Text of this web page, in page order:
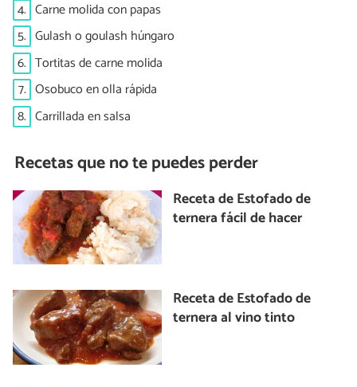
4. Carne molida con papas
5. Gulash o goulash húngaro
6. Tortitas de carne molida
7. Osobuco en olla rápida
8. Carrillada en salsa
Recetas que no te puedes perder
Receta de Estofado de
ternera fácil de hacer
Receta de Estofado de
ternera al vino tinto